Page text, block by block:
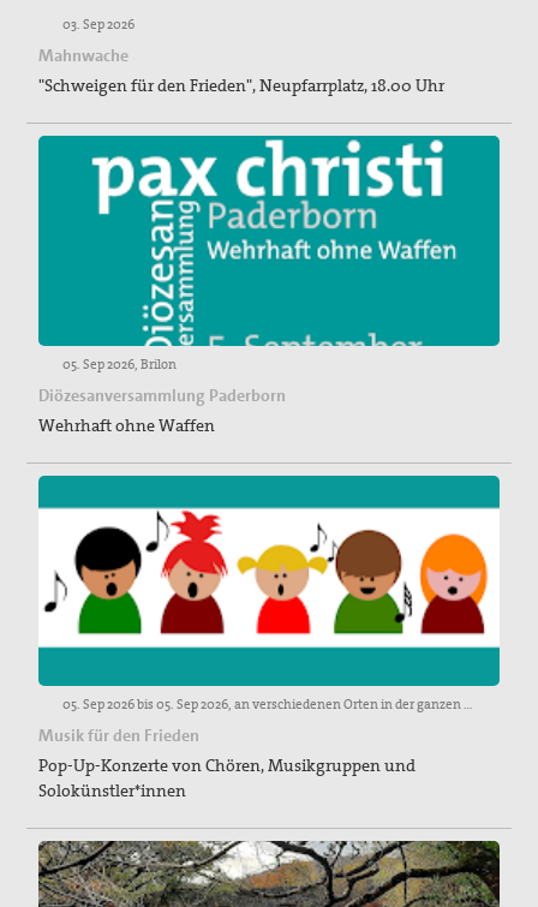
03. Sep 2026
Mahnwache
"Schweigen für den Frieden", Neupfarrplatz, 18.00 Uhr
05. Sep 2026, Brilon
Diözesanversammlung Paderborn
Wehrhaft ohne Waffen
05. Sep 2026 bis 05. Sep 2026, an verschiedenen Orten in der ganzen Stadt in Münster
Musik für den Frieden
Pop-Up-Konzerte von Chören, Musikgruppen und
Solokünstler*innen